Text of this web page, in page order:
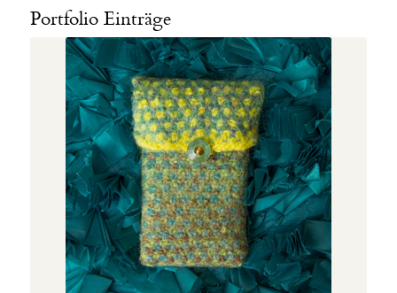
Portfolio Einträge